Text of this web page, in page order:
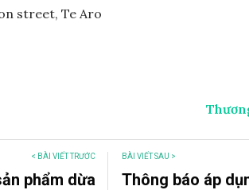
street, Te Aro
< BÀI VIẾT TRƯỚC
phẩm dừa
BÀI VIẾT SAU >
Thông báo áp